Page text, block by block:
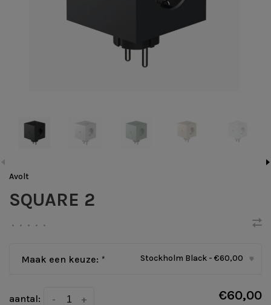
Avolt
SQUARE 2
• • • • •
Maak een keuze: * Stockholm Black - €60,00 ▾
aantal: +
- €60,00